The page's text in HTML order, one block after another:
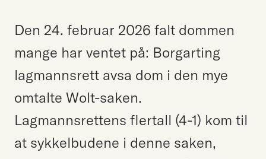
Søk etter:
Den 24. februar 2026 falt dommen
mange har ventet på: Borgarting
lagmannsrett avsa dom i den mye
omtalte Wolt-saken.
Lagmannsrettens flertall (4-1) kom til
at sykkelbudene i denne saken,